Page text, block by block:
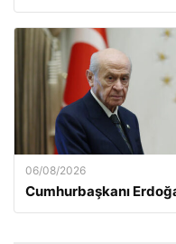
06/08/2026
Cumhurbaşkanı